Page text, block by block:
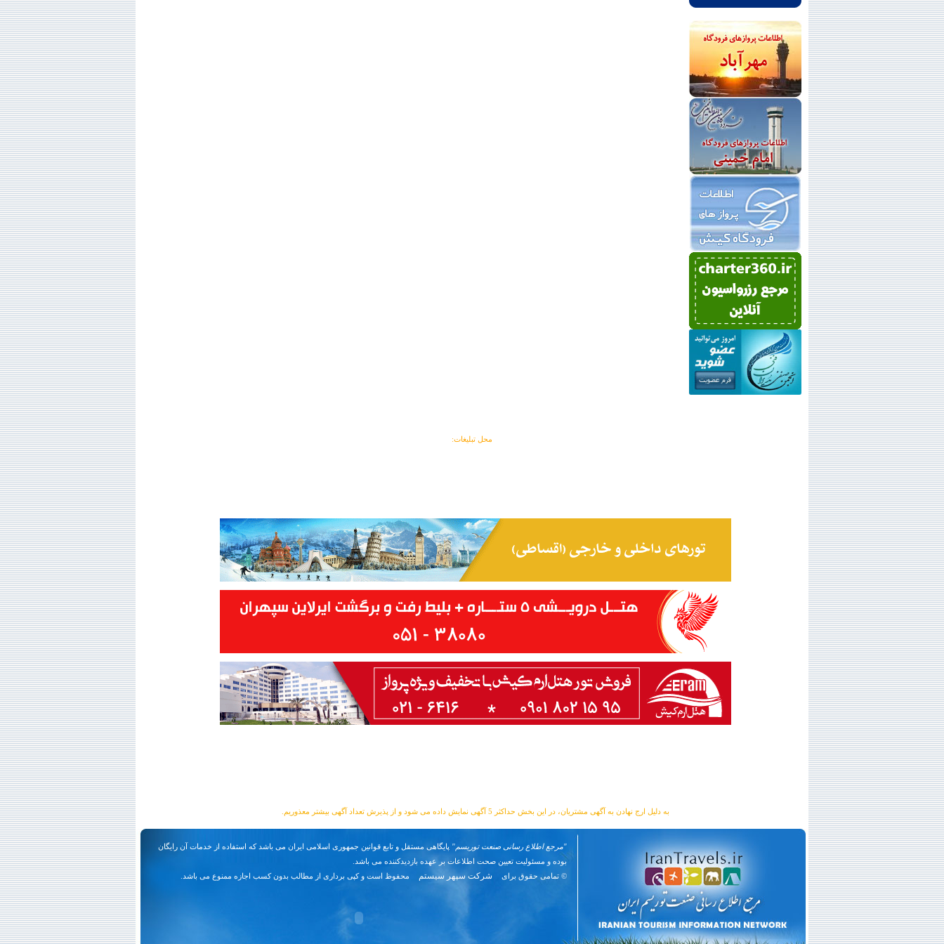
محل تبلیغات:
به دلیل ارج نهادن به آگهی مشتریان، در این بخش حداکثر 5 آگهی نمایش داده می شود و از پذیرش تعداد آگهی بیشتر معذوریم.
"مرجع اطلاع رسانی صنعت توریسم" پایگاهی مستقل و تابع قوانین جمهوری اسلامی ایران می باشد که استفاده از خدمات آن رایگان
بوده و مسئوليت تعیین صحت اطلاعات بر عهده بازدیدکننده می باشد.
© تمامی حقوق برای
شرکت سپهر سیستم محفوظ است و کپی برداری از مطالب بدون کسب اجازه ممنوع می باشد.